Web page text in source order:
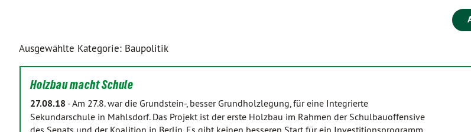
Ausgewählte Kategorie: Baupolitik
Holzbau macht Schule
27.08.18 -Am 27.8. war die Grundstein-, besser Grundholzlegung, für eine Integrierte
Sekundarschule in Mahlsdorf. Das Projekt ist der erste Holzbau im Rahmen der Schulbauoffensive
des Senats und der Koalition in Berlin. Es gibt keinen besseren Start für ein Investitionsprogramm